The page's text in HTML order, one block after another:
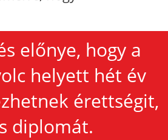
előnye, hogy a
helyett hét év
érettségit,
diplomát.